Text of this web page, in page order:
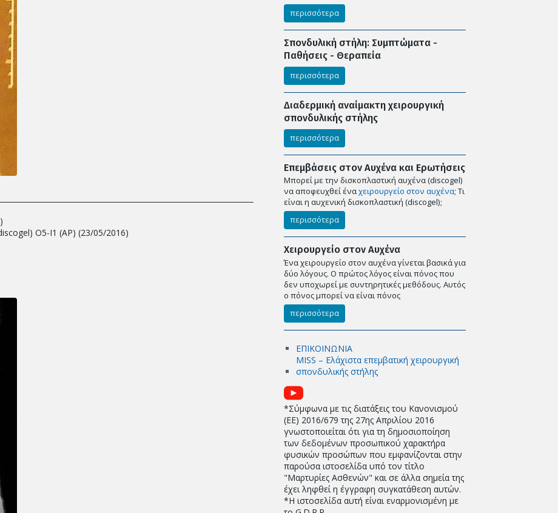
Ο5-Ι1 (ΑΡ) (23/05/2016)
περισσότερα
Σπονδυλική στήλη: Συμπτώματα -
Παθήσεις - Θεραπεία
περισσότερα
Διαδερμική αναίμακτη χειρουργική
σπονδυλικής στήλης
περισσότερα
Επεμβάσεις στον Αυχένα και Ερωτήσεις
Μπορεί με την δισκοπλαστική αυχένα (discogel)
να αποφευχθεί έναχειρουργείο στον αυχένα; Tι
είναι η αυχενική δισκοπλαστική (discogel);
περισσότερα
Χειρουργείο στον Αυχένα
Ένα χειρουργείο στον αυχένα γίνεται βασικά για
δύο λόγους. Ο πρώτος λόγος είναι πόνος που
δεν υποχωρεί με συντηρητικές μεθόδους. Αυτός
ο πόνος μπορεί να είναι πόνος
περισσότερα
ΕΠΙΚΟΙΝΩΝΙΑ
MISS – Ελάχιστα επεμβατική χειρουργική
σπονδυλικής στήλης
*Σύμφωνα με τις διατάξεις του Κανονισμού
(EE) 2016/679 της 27ης Απριλίου 2016
γνωστοποιείται ότι για τη δημοσιοποίηση
των δεδομένων προσωπικού χαρακτήρα
φυσικών προσώπων που εμφανίζονται στην
παρούσα ιστοσελίδα υπό τον τίτλο
"Μαρτυρίες Ασθενών" και σε άλλα σημεία της
έχει ληφθεί η έγγραφη συγκατάθεση αυτών.
*Η ιστοσελίδα αυτή είναι εναρμονισμένη με